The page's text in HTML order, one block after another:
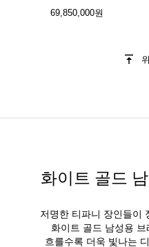
69,850,000원
화이트 골드
저명한 티파니 장인들이
화이트 골드 남성용
흐를수록 더욱 빛나는